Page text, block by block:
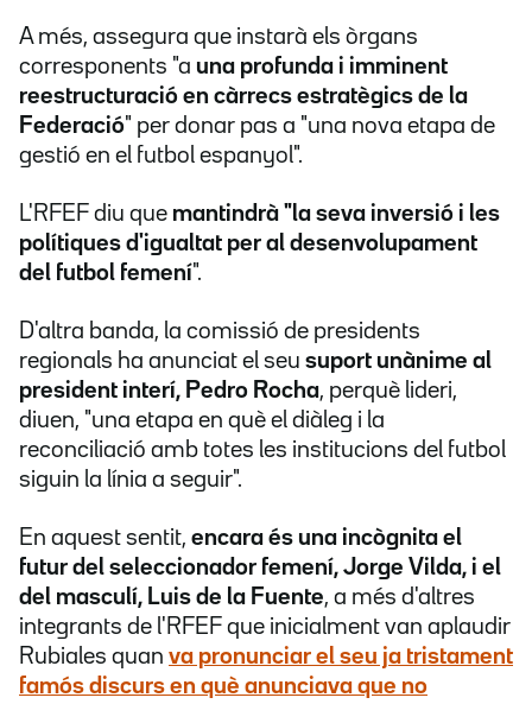
A més, assegura que instarà els òrgans
corresponents "a una profunda i imminent
reestructuració en càrrecs estratègics de la
Federació" per donar pas a "una nova etapa de
gestió en el futbol espanyol".
L'RFEF diu que mantindrà "la seva inversió i les
polítiques d'igualtat per al desenvolupament
del futbol femení".
D'altra banda, la comissió de presidents
regionals ha anunciat el seu suport unànime al
president interí, Pedro Rocha, perquè lideri,
diuen, "una etapa en què el diàleg i la
reconciliació amb totes les institucions del futbol
siguin la línia a seguir".
En aquest sentit, encara és una incògnita el
futur del seleccionador femení, Jorge Vilda, i el
del masculí, Luis de la Fuente, a més d'altres
integrants de l'RFEF que inicialment van aplaudir
Rubiales quan va pronunciar el seu ja tristament
famós discurs en què anunciava que no